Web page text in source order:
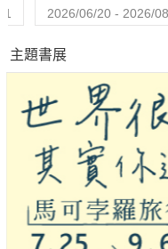
2026/06/20 - 2026/
主題書展